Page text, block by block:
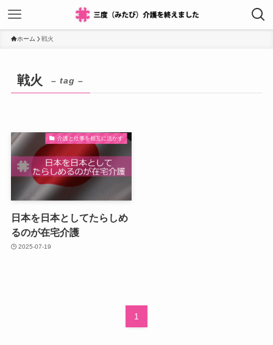
ホーム 戦火
戦火 – tag –
介護と仕事を相互に活かす
日本を日本としてたらしめ
るのが在宅介護
2025-07-19
1